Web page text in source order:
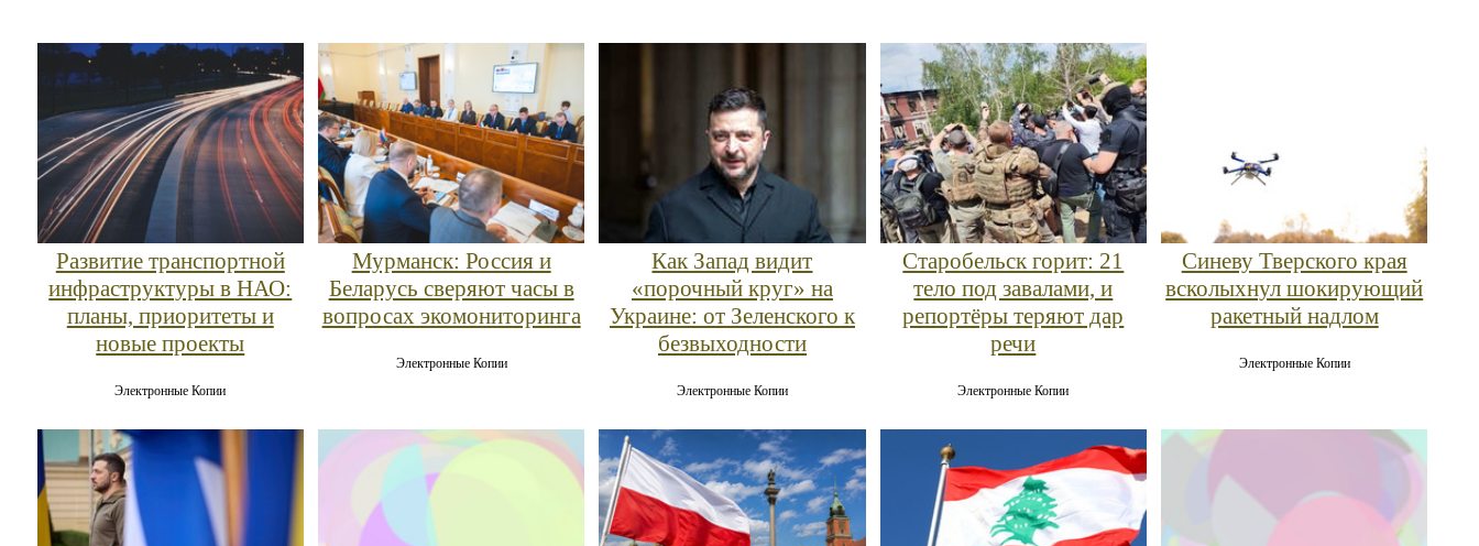
Развитие транспортной
инфраструктуры в НАО:
планы, приоритеты и
новые проекты
Электронные Копии
Мурманск: Россия и
Беларусь сверяют часы в
вопросах экомониторинга
Электронные Копии
Как Запад видит
«порочный круг» на
Украине: от Зеленского к
безвыходности
Электронные Копии
Старобельск горит: 21
тело под завалами, и
репортёры теряют дар
речи
Электронные Копии
Синеву Тверского края
всколыхнул шокирующий
ракетный надлом
Электронные Копии